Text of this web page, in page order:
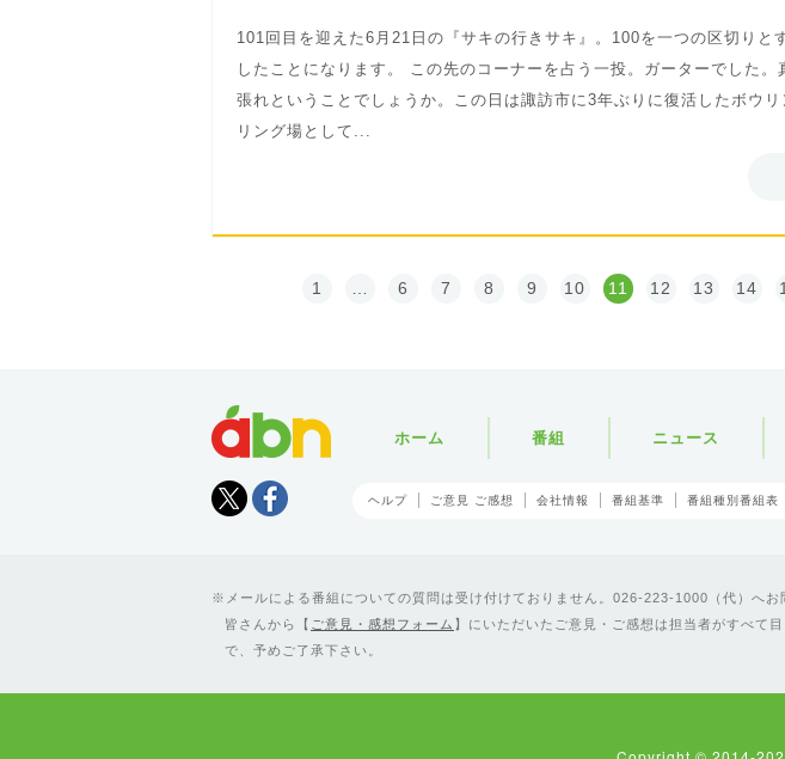
101回目を迎えた6月21日の『サキの行きサキ』。100を一つの区切りと
したことになります。 この先のコーナーを占う一投。ガーターでした。
張れということでしょうか。この日は諏訪市に3年ぶりに復活したボウ
リング場として...
1 6 7 8 9 10 11 12 13 14
Tweet
ホーム 番組 ニュース
ヘルプ ご意見 ご感想 会社情報 番組基準 番組種別番組表
メールによる番組についての質問は受け付けておりません。026-223-1000（代）へ
皆さんから【 ご意見・感想フォーム 】にいただいたご意見・ご感想は担当者がすべて
で、予めご了承下さい。